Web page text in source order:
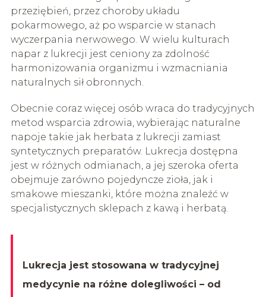
przeziębień, przez choroby układu
pokarmowego, aż po wsparcie w stanach
wyczerpania nerwowego. W wielu kulturach
napar z lukrecji jest ceniony za zdolność
harmonizowania organizmu i wzmacniania
naturalnych sił obronnych.
Obecnie coraz więcej osób wraca do tradycyjnych
metod wsparcia zdrowia, wybierając naturalne
napoje takie jak herbata z lukrecji zamiast
syntetycznych preparatów. Lukrecja dostępna
jest w różnych odmianach, a jej szeroka oferta
obejmuje zarówno pojedyncze zioła, jak i
smakowe mieszanki, które można znaleźć w
specjalistycznych sklepach z kawą i herbatą.
Lukrecja jest stosowana w tradycyjnej
medycynie na różne dolegliwości – od